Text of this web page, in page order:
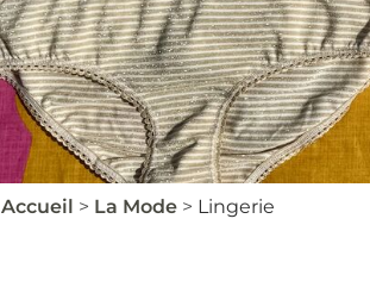
Accueil La Mode Lingerie